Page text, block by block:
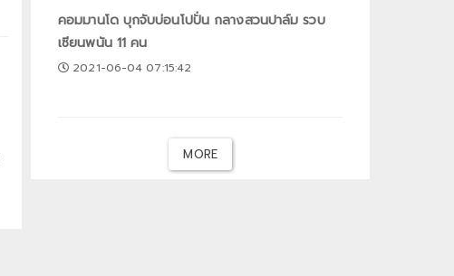
คอมมานโด บุกจับบ่อนโปปั่น กลางสวนปาล์ม รวบ
เซียนพนัน 11 คน
2021-06-04 07:15:42
MORE